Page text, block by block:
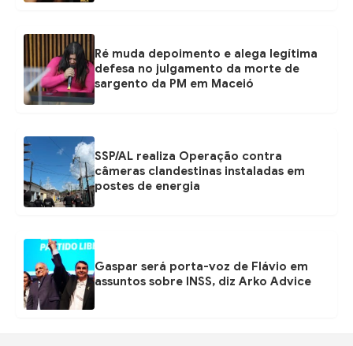
Ré muda depoimento e alega legítima
defesa no julgamento da morte de
sargento da PM em Maceió
SSP/AL realiza Operação contra
câmeras clandestinas instaladas em
postes de energia
Gaspar será porta-voz de Flávio em
assuntos sobre INSS, diz Arko Advice